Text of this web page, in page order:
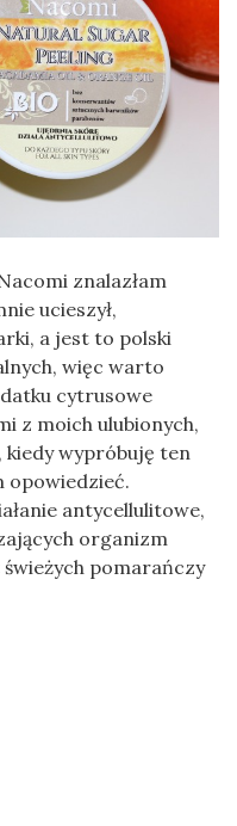
znalazłam
ucieszył,
a jest to polski
więc warto
cytrusowe
z moich ulubionych,
kiedy wypróbuję ten
opowiedzieć.
antycellulitowe,
organizm
pomarańczy